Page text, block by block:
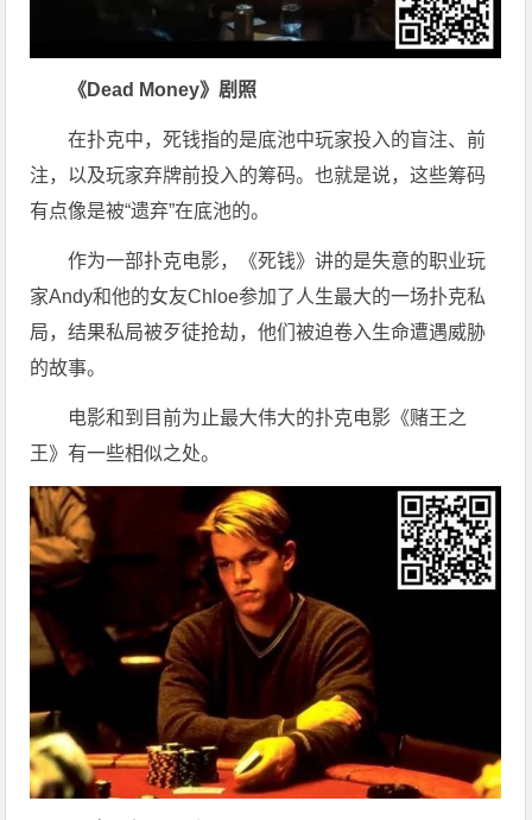
《Dead Money》剧照
在扑克中，死钱指的是底池中玩家投入的盲注、前
注，以及玩家弃牌前投入的筹码。也就是说，这些筹码
有点像是被“遗弃”在底池的。
作为一部扑克电影，《死钱》讲的是失意的职业玩
家Andy和他的女友Chloe参加了人生最大的一场扑克私
局，结果私局被歹徒抢劫，他们被迫卷入生命遭遇威胁
的故事。
电影和到目前为止最大伟大的扑克电影《赌王之
王》有一些相似之处。